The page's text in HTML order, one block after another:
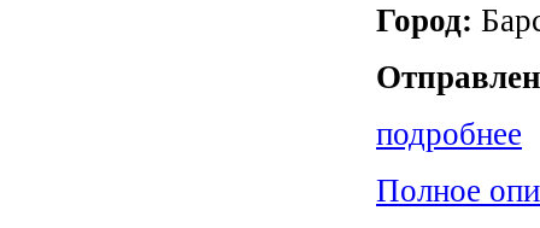
Город:
подробнее
Полное